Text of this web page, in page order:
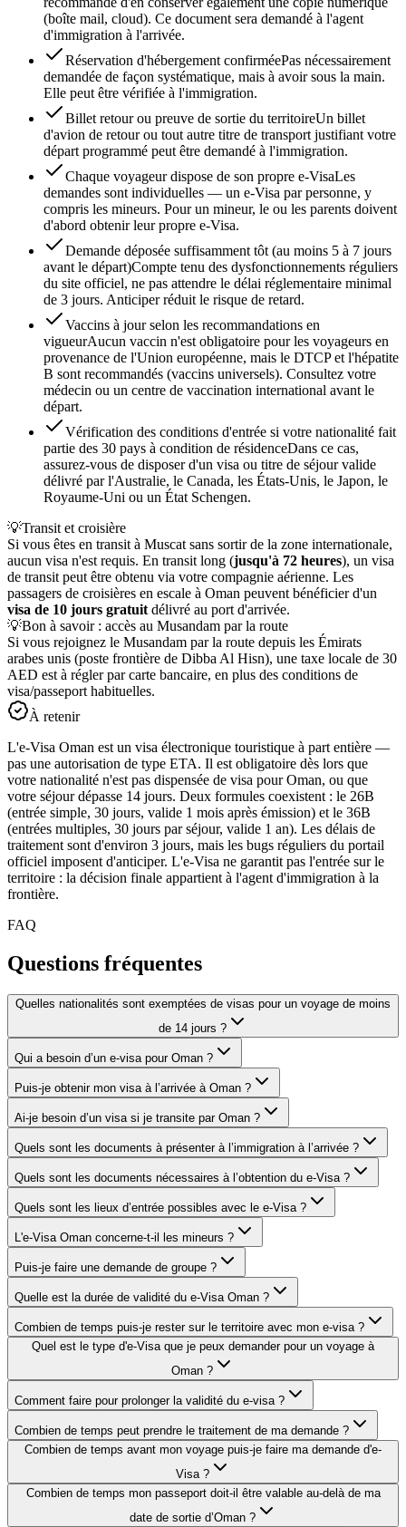
(boîte mail, cloud). Ce document sera demandé à l'agent
d'immigration à l'arrivée.
Réservation d'hébergement confirméePas nécessairement
demandée de façon systématique, mais à avoir sous la main.
Elle peut être vérifiée à l'immigration.
Billet retour ou preuve de sortie du territoireUn billet
d'avion de retour ou tout autre titre de transport justifiant votre
départ programmé peut être demandé à l'immigration.
Chaque voyageur dispose de son propre e-VisaLes
demandes sont individuelles — un e-Visa par personne, y
compris les mineurs. Pour un mineur, le ou les parents doivent
d'abord obtenir leur propre e-Visa.
Demande déposée suffisamment tôt (au moins 5 à 7 jours
avant le départ)Compte tenu des dysfonctionnements réguliers
du site officiel, ne pas attendre le délai réglementaire minimal
de 3 jours. Anticiper réduit le risque de retard.
Vaccins à jour selon les recommandations en
vigueurAucun vaccin n'est obligatoire pour les voyageurs en
provenance de l'Union européenne, mais le DTCP et l'hépatite
B sont recommandés (vaccins universels). Consultez votre
médecin ou un centre de vaccination international avant le
départ.
Vérification des conditions d'entrée si votre nationalité fait
partie des 30 pays à condition de résidenceDans ce cas,
assurez-vous de disposer d'un visa ou titre de séjour valide
délivré par l'Australie, le Canada, les États-Unis, le Japon, le
Royaume-Uni ou un État Schengen.
💡Transit et croisière
Si vous êtes en transit à Muscat sans sortir de la zone internationale,
aucun visa n'est requis. En transit long (jusqu'à 72 heures), un visa
de transit peut être obtenu via votre compagnie aérienne. Les
passagers de croisières en escale à Oman peuvent bénéficier d'un
visa de 10 jours gratuit délivré au port d'arrivée.
💡Bon à savoir : accès au Musandam par la route
Si vous rejoignez le Musandam par la route depuis les Émirats
arabes unis (poste frontière de Dibba Al Hisn), une taxe locale de 30
AED est à régler par carte bancaire, en plus des conditions de
visa/passeport habituelles.
À retenir
L'e-Visa Oman est un visa électronique touristique à part entière —
pas une autorisation de type ETA. Il est obligatoire dès lors que
votre nationalité n'est pas dispensée de visa pour Oman, ou que
votre séjour dépasse 14 jours. Deux formules coexistent : le 26B
(entrée simple, 30 jours, valide 1 mois après émission) et le 36B
(entrées multiples, 30 jours par séjour, valide 1 an). Les délais de
traitement sont d'environ 3 jours, mais les bugs réguliers du portail
officiel imposent d'anticiper. L'e-Visa ne garantit pas l'entrée sur le
territoire : la décision finale appartient à l'agent d'immigration à la
frontière.
FAQ
Questions fréquentes
Quelles nationalités sont exemptées de visas pour un voyage de moins
de 14 jours ?
Qui a besoin d’un e-visa pour Oman ?
Puis-je obtenir mon visa à l’arrivée à Oman ?
Ai-je besoin d’un visa si je transite par Oman ?
Quels sont les documents à présenter à l’immigration à l’arrivée ?
Quels sont les documents nécessaires à l’obtention du e-Visa ?
Quels sont les lieux d’entrée possibles avec le e-Visa ?
L'e-Visa Oman concerne-t-il les mineurs ?
Puis-je faire une demande de groupe ?
Quelle est la durée de validité du e-Visa Oman ?
Combien de temps puis-je rester sur le territoire avec mon e-visa ?
Quel est le type d'e-Visa que je peux demander pour un voyage à
Oman ?
Comment faire pour prolonger la validité du e-visa ?
Combien de temps peut prendre le traitement de ma demande ?
Combien de temps avant mon voyage puis-je faire ma demande d'e-
Visa ?
Combien de temps mon passeport doit-il être valable au-delà de ma
date de sortie d’Oman ?